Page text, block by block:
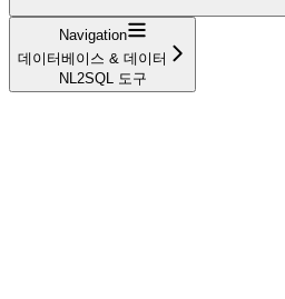
Navigation
데이터베이스 & 데이터
NL2SQL 도구